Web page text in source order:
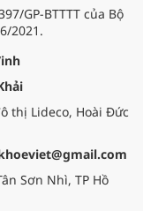
GP-BTTTT của Bộ
2021.
thị Lideco, Hoài Đức
Sơn Nhì, TP Hồ